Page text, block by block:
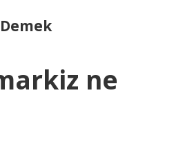
ne